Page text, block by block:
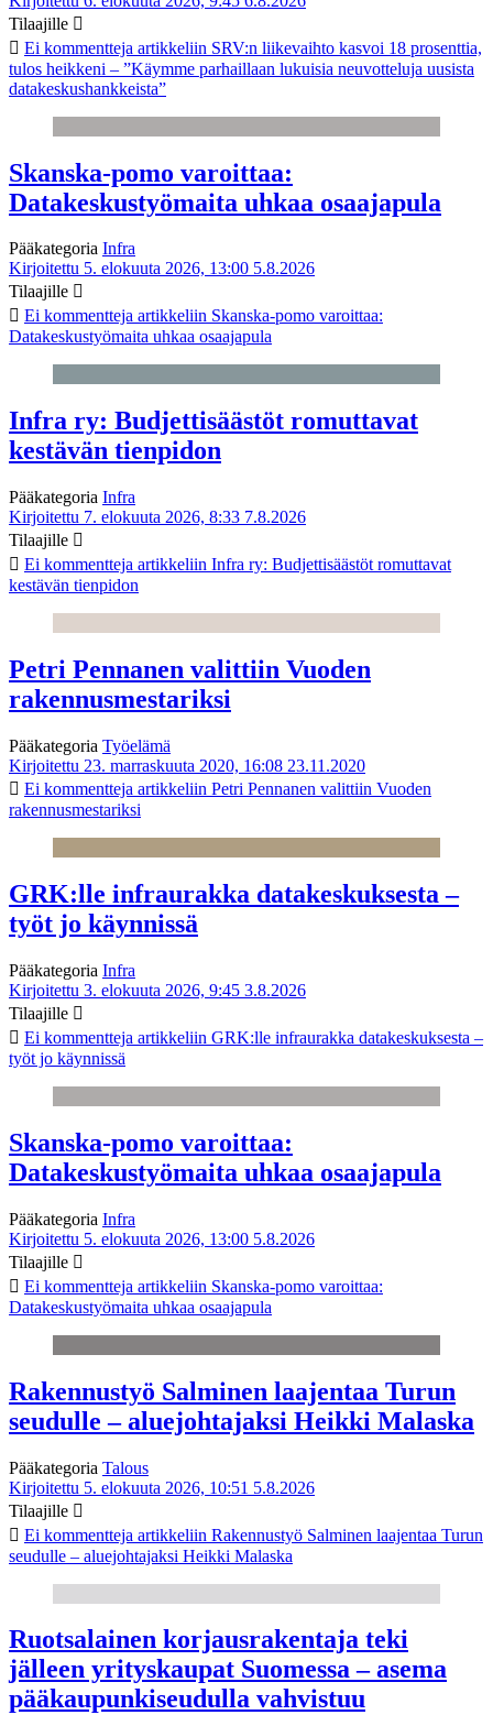
Tilaajille
Ei kommentteja artikkeliin SRV:n liikevaihto kasvoi 18 prosenttia,
tulos heikkeni – ”Käymme parhaillaan lukuisia neuvotteluja uusista
datakeskushankkeista”
Skanska-pomo varoittaa:
Datakeskustyömaita uhkaa osaajapula
Pääkategoria Infra
Kirjoitettu 5. elokuuta 2026, 13:00 5.8.2026
Tilaajille
Ei kommentteja artikkeliin Skanska-pomo varoittaa:
Datakeskustyömaita uhkaa osaajapula
Infra ry: Budjettisäästöt romuttavat
kestävän tienpidon
Pääkategoria Infra
Kirjoitettu 7. elokuuta 2026, 8:33 7.8.2026
Tilaajille
Ei kommentteja artikkeliin Infra ry: Budjettisäästöt romuttavat
kestävän tienpidon
Petri Pennanen valittiin Vuoden
rakennusmestariksi
Pääkategoria Työelämä
Kirjoitettu 23. marraskuuta 2020, 16:08 23.11.2020
Ei kommentteja artikkeliin Petri Pennanen valittiin Vuoden
rakennusmestariksi
GRK:lle infraurakka datakeskuksesta –
työt jo käynnissä
Pääkategoria Infra
Kirjoitettu 3. elokuuta 2026, 9:45 3.8.2026
Tilaajille
Ei kommentteja artikkeliin GRK:lle infraurakka datakeskuksesta –
työt jo käynnissä
Skanska-pomo varoittaa:
Datakeskustyömaita uhkaa osaajapula
Pääkategoria Infra
Kirjoitettu 5. elokuuta 2026, 13:00 5.8.2026
Tilaajille
Ei kommentteja artikkeliin Skanska-pomo varoittaa:
Datakeskustyömaita uhkaa osaajapula
Rakennustyö Salminen laajentaa Turun
seudulle – aluejohtajaksi Heikki Malaska
Pääkategoria Talous
Kirjoitettu 5. elokuuta 2026, 10:51 5.8.2026
Tilaajille
Ei kommentteja artikkeliin Rakennustyö Salminen laajentaa Turun
seudulle – aluejohtajaksi Heikki Malaska
Ruotsalainen korjausrakentaja teki
jälleen yrityskaupat Suomessa – asema
pääkaupunkiseudulla vahvistuu